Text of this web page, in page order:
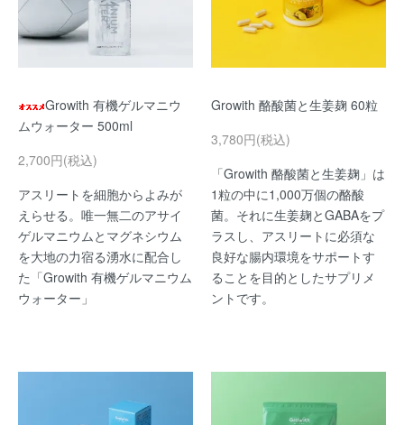
Growith 有機ゲルマニウ
ムウォーター 500ml
2,700円(税込)
アスリートを細胞からよみが
えらせる。唯一無二のアサイ
ゲルマニウムとマグネシウム
を大地の力宿る湧水に配合し
た「Growith 有機ゲルマニウム
ウォーター」
Growith 酪酸菌と生姜麹 60粒
3,780円(税込)
「Growith 酪酸菌と生姜麹」は
1粒の中に1,000万個の酪酸
菌。それに生姜麹とGABAをプ
ラスし、アスリートに必須な
良好な腸内環境をサポートす
ることを目的としたサプリメ
ントです。